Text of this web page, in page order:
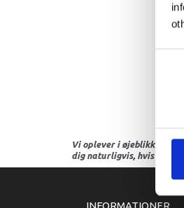
Vi oplever i øjeblikket
dig naturligvis, hvis dette
INFORMATIONER